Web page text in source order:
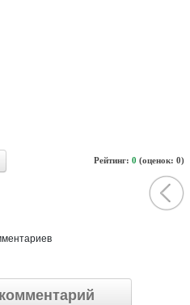
Рейтинг: 0 (оценок: 0)